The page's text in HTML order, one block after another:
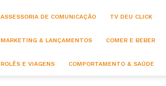
ASSESSORIA DE COMUNICAÇÃO TV DEU CLICK
MARKETING & LANÇAMENTOS COMER E BEBER
ROLÊS E VIAGENS COMPORTAMENTO & SAÚDE